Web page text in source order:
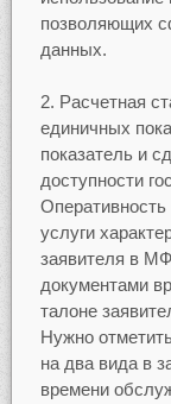
позволяющих
данных.
Расчетная
единичных
показатель и
доступности
Оперативность
услуги
заявителя в
документами
талоне
Нужно
на два вида в
времени